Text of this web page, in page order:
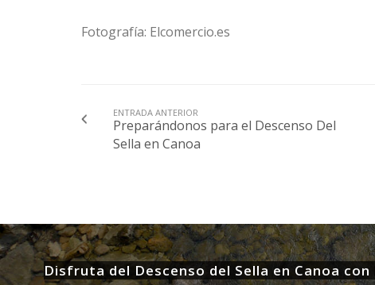
Fotografía: Elcomercio.es
ENTRADA ANTERIOR
Preparándonos para el Descenso Del
Sella en Canoa
Disfruta del Descenso del Sella en Canoa con